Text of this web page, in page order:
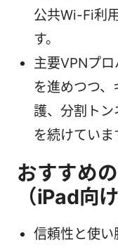
公共Wi-Fi利
す。
主要VPNプ
を進めつつ
護、分割ト
を続けていま
おすすめ
（iPad向け
信頼性と使い